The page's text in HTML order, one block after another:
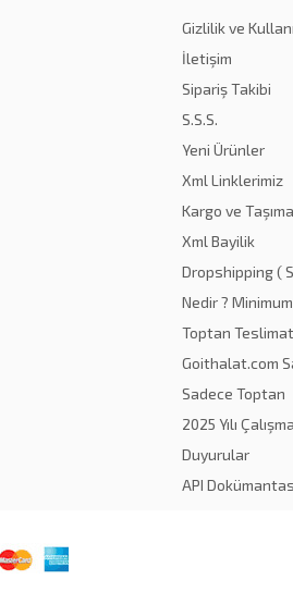
Gizlilik ve
İletişim
Sipariş Takibi
S.S.S.
Yeni Ürünler
Xml Linklerimiz
Kargo ve
Xml Bayilik
Dropshipping (
Nedir ?
Toptan
Goithalat.com
Sadece Toptan
2025 Yılı
Duyurular
API